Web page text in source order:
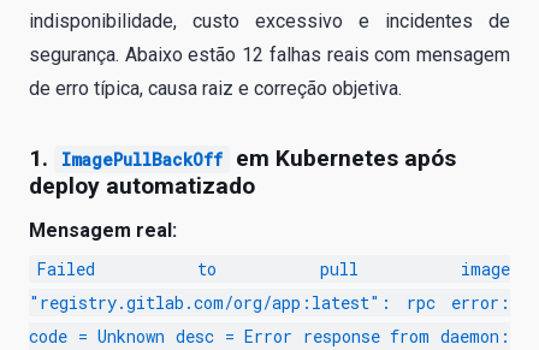
indisponibilidade, custo excessivo e incidentes de
segurança. Abaixo estão 12 falhas reais com mensagem
de erro típica, causa raiz e correção objetiva.
1. ImagePullBackOff
em Kubernetes após
deploy automatizado
Mensagem real:
Failed to pull image
"registry.gitlab.com/org/app:latest": rpc error:
code = Unknown desc = Error response from daemon: